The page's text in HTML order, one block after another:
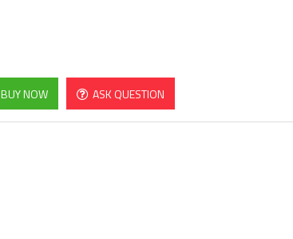
BUY NOW ASK QUESTION